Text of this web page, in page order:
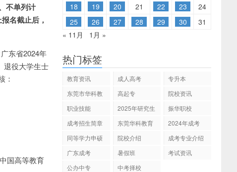
不单列计
名截止后，
东省2024年
退役大学生士
：
国高等教育
18
19 20 21 22 23
24
25
26 27 28 29 30
31
« 11月
1月 »
热门标签
教育资讯 成人高考
专升本
东莞市华科教
高起专
院校资讯
职业技能
2025年研究生
振华职校
成考招生简章
东莞华科教育
2024年成考
同等学力申硕
院校介绍
成考专业介绍
广东成考
暑假班
考试资讯
公办中专
中考择校